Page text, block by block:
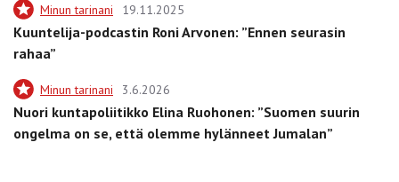
Minun tarinani 19.11.2025
Kuuntelija-podcastin Roni Arvonen: ”Ennen seurasin
rahaa”
Minun tarinani 3.6.2026
Nuori kuntapoliitikko Elina Ruohonen: ”Suomen suurin
ongelma on se, että olemme hylänneet Jumalan”